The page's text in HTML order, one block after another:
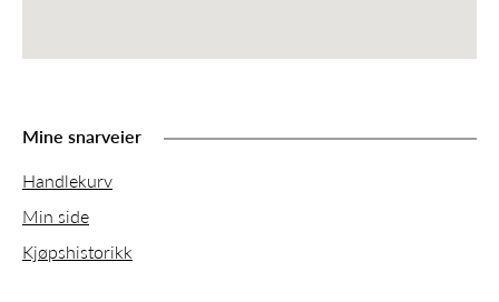
Mine snarveier
Handlekurv
Min side
Kjøpshistorikk